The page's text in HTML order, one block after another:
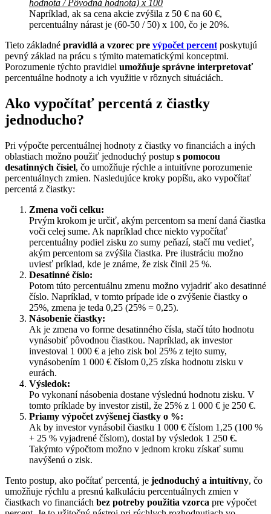
hodnota / Pôvodná hodnota) x 100
Napríklad, ak sa cena akcie zvýšila z 50 € na 60 €,
percentuálny nárast je (60-50 / 50) x 100, čo je 20%.
Tieto základné pravidlá a vzorec pre výpočet percent poskytujú
pevný základ na prácu s týmito matematickými konceptmi.
Porozumenie týchto pravidiel umožňuje správne interpretovať
percentuálne hodnoty a ich využitie v rôznych situáciách.
Ako vypočítať percentá z čiastky
jednoducho?
Pri výpočte percentuálnej hodnoty z čiastky vo financiách a iných
oblastiach možno použiť jednoduchý postup s pomocou
desatinných čísiel, čo umožňuje rýchle a intuitívne porozumenie
percentuálnych zmien. Nasledujúce kroky popíšu, ako vypočítať
percentá z čiastky:
Zmena voči celku:
Prvým krokom je určiť, akým percentom sa mení daná čiastka
voči celej sume. Ak napríklad chce niekto vypočítať
percentuálny podiel zisku zo sumy peňazí, stačí mu vedieť,
akým percentom sa zvýšila čiastka. Pre ilustráciu možno
uviesť príklad, kde je známe, že zisk činil 25 %.
Desatinné číslo:
Potom túto percentuálnu zmenu možno vyjadriť ako desatinné
číslo. Napríklad, v tomto prípade ide o zvýšenie čiastky o
25%, zmena je teda 0,25 (25% = 0,25).
Násobenie čiastky:
Ak je zmena vo forme desatinného čísla, stačí túto hodnotu
vynásobiť pôvodnou čiastkou. Napríklad, ak investor
investoval 1 000 € a jeho zisk bol 25% z tejto sumy,
vynásobením 1 000 € číslom 0,25 získa hodnotu zisku v
eurách.
Výsledok:
Po vykonaní násobenia dostane výslednú hodnotu zisku. V
tomto príklade by investor zistil, že 25% z 1 000 € je 250 €.
Priamy výpočet zvýšenej čiastky o %:
Ak by investor vynásobil čiastku 1 000 € číslom 1,25 (100 %
+ 25 % vyjadrené číslom), dostal by výsledok 1 250 €.
Takýmto výpočtom možno v jednom kroku získať sumu
navýšenú o zisk.
Tento postup, ako počítať percentá, je jednoduchý a intuitívny, čo
umožňuje rýchlu a presnú kalkuláciu percentuálnych zmien v
čiastkach vo financiách bez potreby použitia vzorca pre výpočet